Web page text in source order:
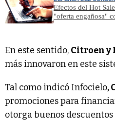
Efectos del Hot
"oferta engañosa"
En este sentido, Citroen y
más innovaron en este
Tal como indicó Infocielo,
promociones para
otorga buenos